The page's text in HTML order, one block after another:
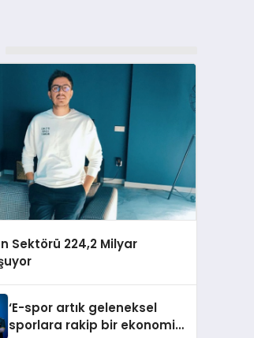
Sektörü 224,2 Milyar
‘E-spor artık geleneksel
sporlara rakip bir ekonomik